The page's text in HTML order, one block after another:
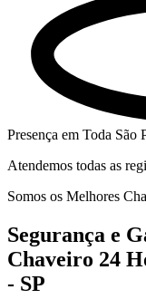
Presença em Toda São
Atendemos todas as
Somos os Melhores
Segurança e
Chaveiro 24
- SP